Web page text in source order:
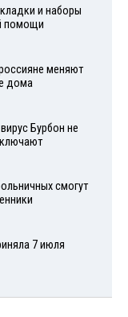
и наборы
помощи
меняют
дома
Бурбон не
смогут
7 июля